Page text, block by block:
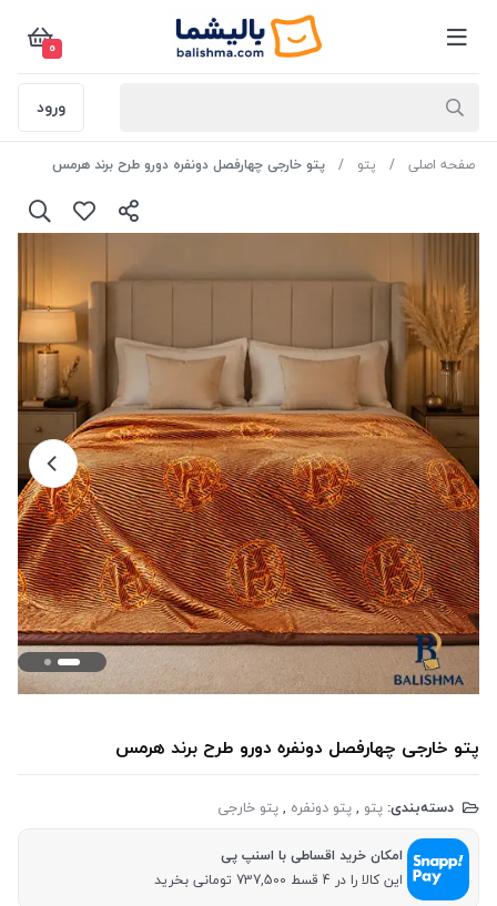
0
ورود
صفحه اصلی پتو پتو خارجی چهارفصل دونفره دورو طرح برند هرمس
پتو خارجی چهارفصل دونفره دورو طرح برند هرمس
دسته‌بندی: پتو ,پتو دونفره ,پتو خارجی
امکان خرید اقساطی با اسنپ پی
این کالا را در 4 قسط 737,500 تومانی بخرید